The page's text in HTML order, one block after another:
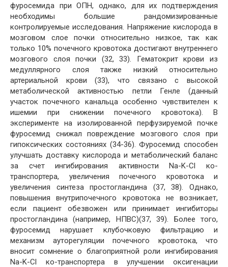
фуросемида при ОПН, однако, для их подтверждения
необходимы большие рандомизированные
контролируемые исследования. Напряжение кислорода в
мозговом слое почки относительно низкое, так как
только 10% почечного кровотока достигают внутреннего
мозгового слоя почки (32, 33). Гематокрит крови из
медуллярного слоя также низкий относительно
артериальной крови (33), что связано с высокой
метаболической активностью петли Генле (данный
участок почечного канальца особенно чувствителен к
ишемии при снижении почечного кровотока). В
эксперименте на изолированной перфузируемой почке
фуросемид снижал повреждение мозгового слоя при
гипоксических состояниях (34-36). Фуросемид способен
улучшать доставку кислорода и метаболический баланс
за счет ингибирования активности Na-K-Cl ко-
транспортера, увеличения почечного кровотока и
увеличения синтеза простогландина (37, 38). Однако,
повышения внутрипочечного кровотока не возникает,
если пациент обезвожен или принимает ингибиторы
простогландина (например, НПВС)(37, 39). Более того,
фуросемид нарушает клубочковую фильтрацию и
механизм ауторегуляции почечного кровотока, что
вносит сомнение о благоприятной роли ингибирования
Na-K-Cl ко-транспортера в улучшении оксигенации